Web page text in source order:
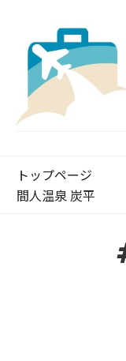
トップページ
間人温泉 炭平